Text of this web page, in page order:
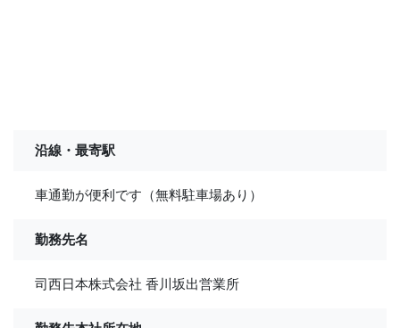
沿線・最寄駅
車通勤が便利です（無料駐車場あり）
勤務先名
司西日本株式会社 香川坂出営業所